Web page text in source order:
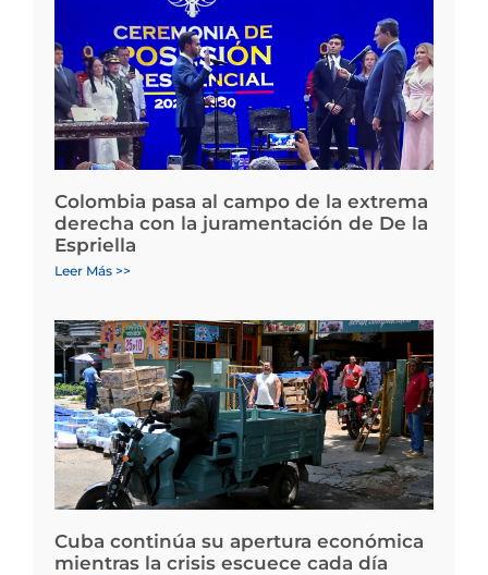
Colombia pasa al campo de la extrema
derecha con la juramentación de De la
Espriella
Leer Más >>
Cuba continúa su apertura económica
mientras la crisis escuece cada día